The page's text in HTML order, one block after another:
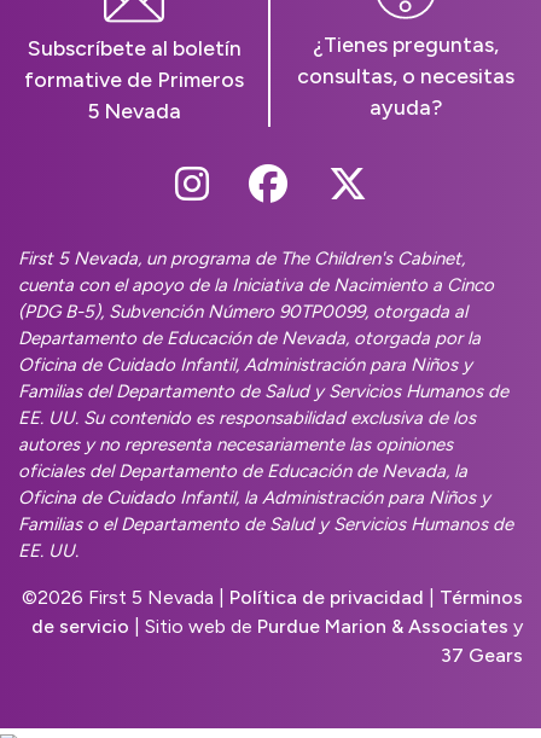
Subscríbete al boletín
formative de Primeros
5 Nevada
¿Tienes preguntas,
consultas, o necesitas
ayuda?
Follow Us On
Follow Us On
Follow Us
First 5 Nevada, un programa de The Children's Cabinet,
cuenta con el apoyo de la Iniciativa de Nacimiento a Cinco
(PDG B-5), Subvención Número 90TP0099, otorgada al
Departamento de Educación de Nevada, otorgada por la
Oficina de Cuidado Infantil, Administración para Niños y
Familias del Departamento de Salud y Servicios Humanos de
EE. UU. Su contenido es responsabilidad exclusiva de los
autores y no representa necesariamente las opiniones
oficiales del Departamento de Educación de Nevada, la
Oficina de Cuidado Infantil, la Administración para Niños y
Familias o el Departamento de Salud y Servicios Humanos de
EE. UU.
©2026 First 5 Nevada | Política de privacidad
Términos
de servicio | Sitio web de Purdue Marion & Associates y
37 Gears